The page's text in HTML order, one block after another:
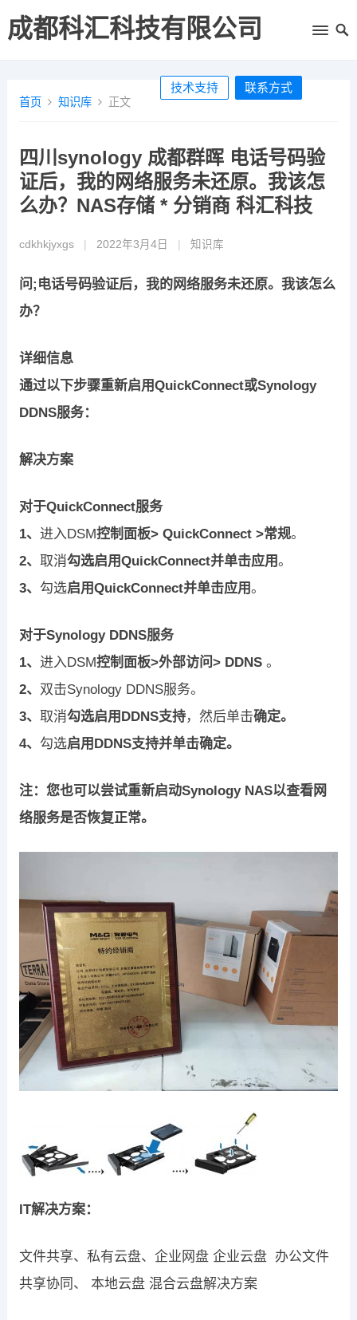
成都科汇科技有限公司
技术支持 联系方式
首页 知识库 正文
四川synology 成都群晖 电话号码验
证后，我的网络服务未还原。我该怎
么办？NAS存储 * 分销商 科汇科技
cdkhkjyxgs 2022年3月4日 知识库
问;电话号码验证后，我的网络服务未还原。我该怎么
办？
详细信息
通过以下步骤重新启用QuickConnect或Synology
DDNS服务：
解决方案
对于QuickConnect服务
1、 进入DSM控制面板> QuickConnect >常规。
2、 取消勾选启用QuickConnect并单击应用。
3、 勾选启用QuickConnect并单击应用。
对于Synology DDNS服务
1、 进入DSM控制面板>外部访问> DDNS。
2、 双击Synology DDNS服务。
3、 取消勾选启用DDNS支持，然后单击确定。
4、 勾选启用DDNS支持并单击确定。
注：您也可以尝试重新启动Synology NAS以查看网
络服务是否恢复正常。
IT解决方案：
文件共享、私有云盘、企业网盘 企业云盘 办公文件
共享协同、 本地云盘 混合云盘解决方案